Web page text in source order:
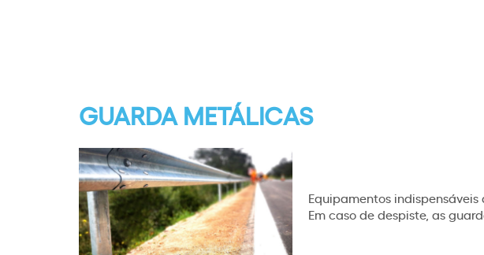
GUARDA METÁLICAS
Equipamentos
Em caso de despiste, as